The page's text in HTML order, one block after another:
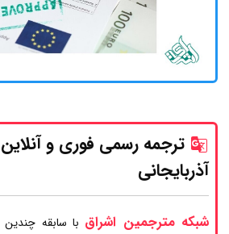
ترجمه رسمی فوری و
آذربایجانی
شبکه مترجمین اشراق با سابقه